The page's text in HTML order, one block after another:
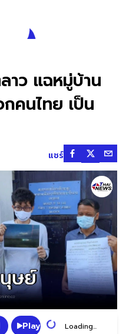
าว แฉหมู่บ้าน
คนไทย เป็น
แชร์
Play Loading...